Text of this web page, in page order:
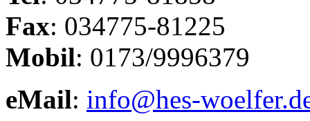
Fax: 034775-81225
Mobil: 0173/9996379
eMail: info@hes-